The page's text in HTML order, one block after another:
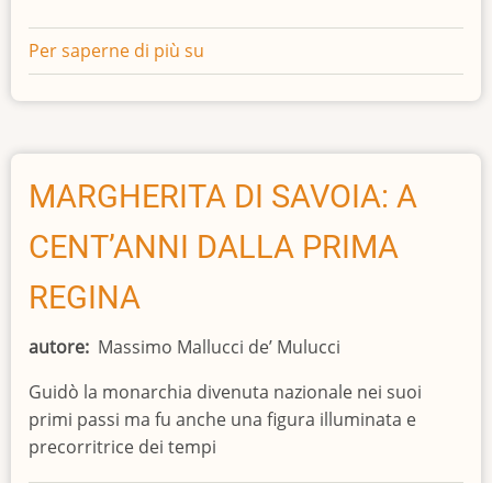
Per saperne di più su
anni
di
Nazionale
per
la
Liberazione
MARGHERITA DI SAVOIA: A
CENT’ANNI DALLA PRIMA
REGINA
autore Massimo Mallucci de’ Mulucci
Guidò la monarchia divenuta nazionale nei suoi
primi passi ma fu anche una figura illuminata e
precorritrice dei tempi